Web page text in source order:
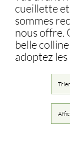
cueillette
sommes
nous offre.
belle
adoptez